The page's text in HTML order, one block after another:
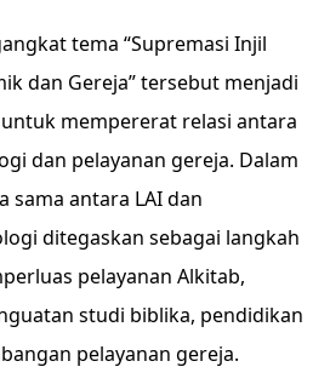
tema “Supremasi Injil
dan Gereja” tersebut menjadi
mempererat relasi antara
dan pelayanan gereja. Dalam
sama antara LAI dan
ditegaskan sebagai langkah
pelayanan Alkitab,
studi biblika, pendidikan
pelayanan gereja.